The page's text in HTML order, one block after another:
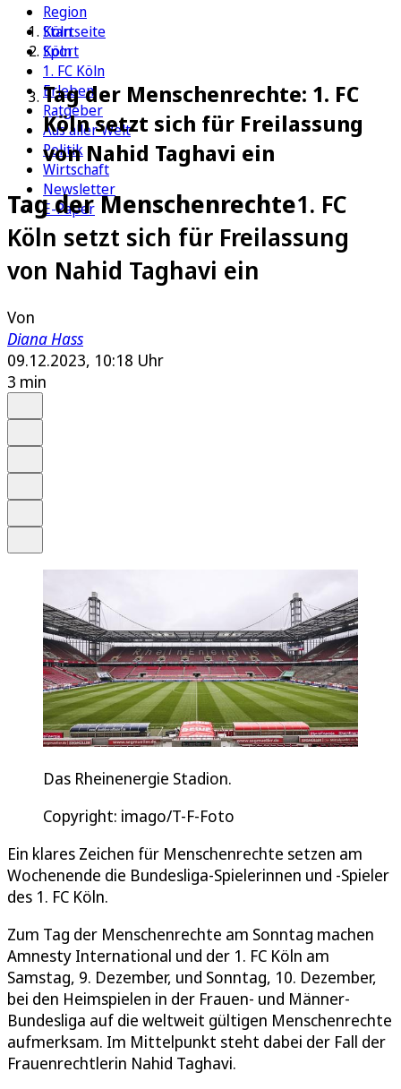
Region
Köln
Sport
1. FC Köln
Erleben
Ratgeber
Aus aller Welt
Politik
Wirtschaft
Newsletter
E-Paper
Startseite
Köln
Tag der Menschenrechte: 1. FC
Köln setzt sich für Freilassung
von Nahid Taghavi ein
Tag der Menschenrechte1. FC
Köln setzt sich für Freilassung
von Nahid Taghavi ein
Von
Diana Hass
09.12.2023, 10:18 Uhr
3 min
Das Rheinenergie Stadion.
Copyright: imago/T-F-Foto
Ein klares Zeichen für Menschenrechte setzen am
Wochenende die Bundesliga-Spielerinnen und -Spieler
des 1. FC Köln.
Zum Tag der Menschenrechte am Sonntag machen
Amnesty International und der 1. FC Köln am
Samstag, 9. Dezember, und Sonntag, 10. Dezember,
bei den Heimspielen in der Frauen- und Männer-
Bundesliga auf die weltweit gültigen Menschenrechte
aufmerksam. Im Mittelpunkt steht dabei der Fall der
Frauenrechtlerin Nahid Taghavi.